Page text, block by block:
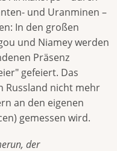
und Uranminen –
In den großen
und Niamey werden
Präsenz
gefeiert. Das
Russland nicht mehr
an den eigenen
gemessen wird.
der